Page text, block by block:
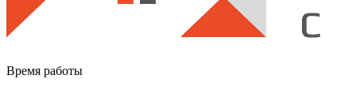
Время работы